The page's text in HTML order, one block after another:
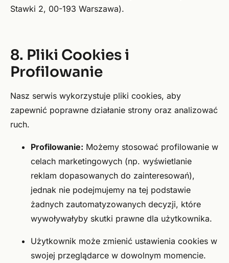
Stawki 2, 00-193 Warszawa).
8. Pliki Cookies i
Profilowanie
Nasz serwis wykorzystuje pliki cookies, aby
zapewnić poprawne działanie strony oraz analizować
ruch.
Profilowanie: Możemy stosować profilowanie w
celach marketingowych (np. wyświetlanie
reklam dopasowanych do zainteresowań),
jednak nie podejmujemy na tej podstawie
żadnych zautomatyzowanych decyzji, które
wywoływałyby skutki prawne dla użytkownika.
Użytkownik może zmienić ustawienia cookies w
swojej przeglądarce w dowolnym momencie.